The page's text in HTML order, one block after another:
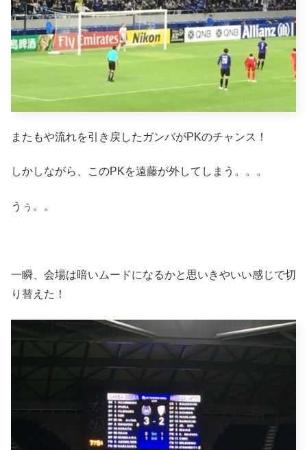
またもや流れを引き戻したガンバがPKのチャンス！
しかしながら、このPKを遠藤が外してしまう。。。
うぅ。。
一瞬、会場は暗いムードになるかと思いきやいい感じで切
り替えた！